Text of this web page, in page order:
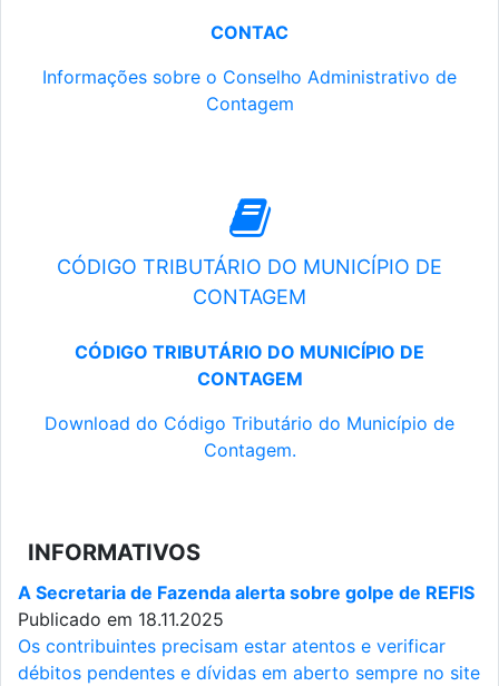
CONTAC
Informações sobre o Conselho Administrativo de
Contagem
CÓDIGO TRIBUTÁRIO DO MUNICÍPIO DE
CONTAGEM
CÓDIGO TRIBUTÁRIO DO MUNICÍPIO DE
CONTAGEM
Download do Código Tributário do Município de
Contagem.
INFORMATIVOS
A Secretaria de Fazenda alerta sobre golpe de REFIS
Publicado em 18.11.2025
Os contribuintes precisam estar atentos e verificar
débitos pendentes e dívidas em aberto sempre no site